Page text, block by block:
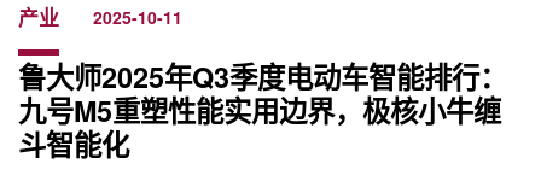
产业 2025-10-11
鲁大师2025年Q3季度电动车智能排行：
九号M5重塑性能实用边界，极核小牛缠
斗智能化